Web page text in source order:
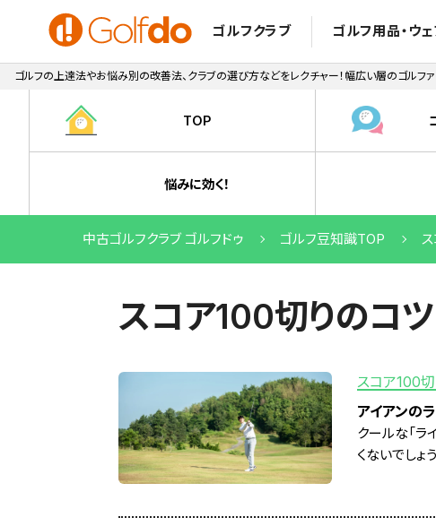
ゴルフクラブ ゴルフ用品・ウ
ゴルフの上達法やお悩み別の改善法、クラブの選び方などをレクチャー！幅広い層のゴルファ
TOP
悩みに効く！
中古ゴルフクラブ ゴルフドゥ ゴルフ豆知識TOP
スコア100切りのコツ
スコア100
アイアンの
クールな「ラ
くないでしょ